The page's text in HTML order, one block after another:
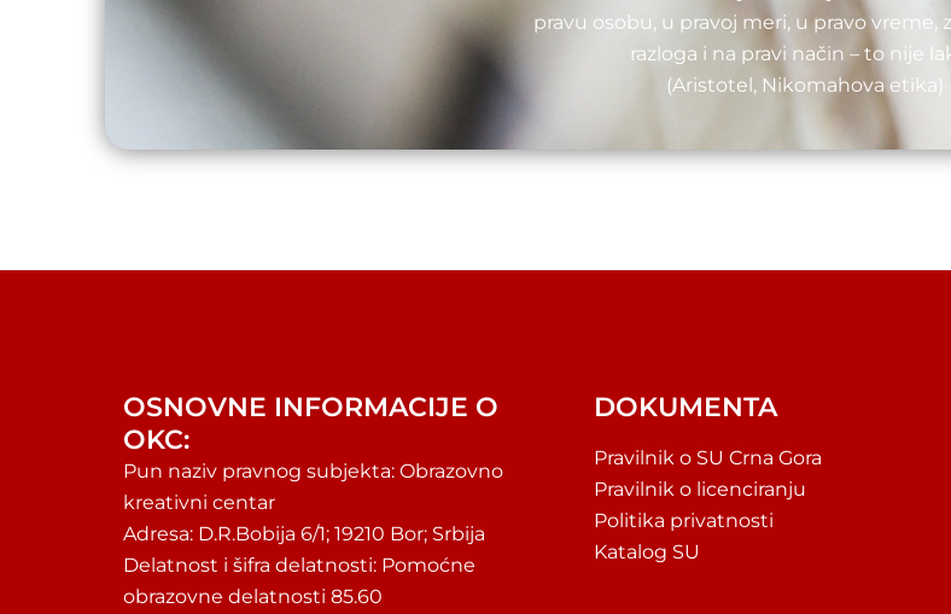
pravu osobu, u pravoj meri, u pravo vreme,
razloga i na pravi način – to nije
(Aristotel, Nikomahova etika)
OSNOVNE INFORMACIJE O
OKC:
Pun naziv pravnog subjekta: Obrazovno
kreativni centar
Adresa: D.R.Bobija 6/1; 19210 Bor; Srbija
Delatnost i šifra delatnosti: Pomoćne
obrazovne delatnosti 85.60
DOKUMENTA
Pravilnik o SU Crna Gora
Pravilnik o licenciranju
Politika privatnosti
Katalog SU